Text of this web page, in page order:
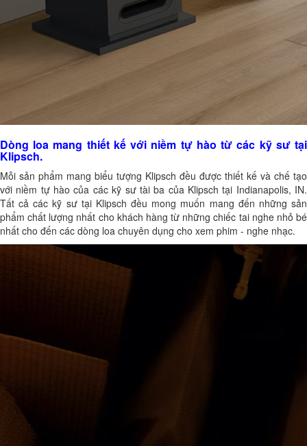
Dòng loa mang thiết kế với niềm tự hào từ các kỹ sư tại
Klipsch.
Mỗi sản phẩm mang biểu tượng Klipsch đều được thiết kế và chế tạo
với niềm tự hào của các kỹ sư tài ba của Klipsch tại Indianapolis, IN.
Tất cả các kỹ sư tại Klipsch đều mong muốn mang đến những sản
phẩm chất lượng nhất cho khách hàng từ những chiếc tai nghe nhỏ bé
nhất cho đến các dòng loa chuyên dụng cho xem phim - nghe nhạc.